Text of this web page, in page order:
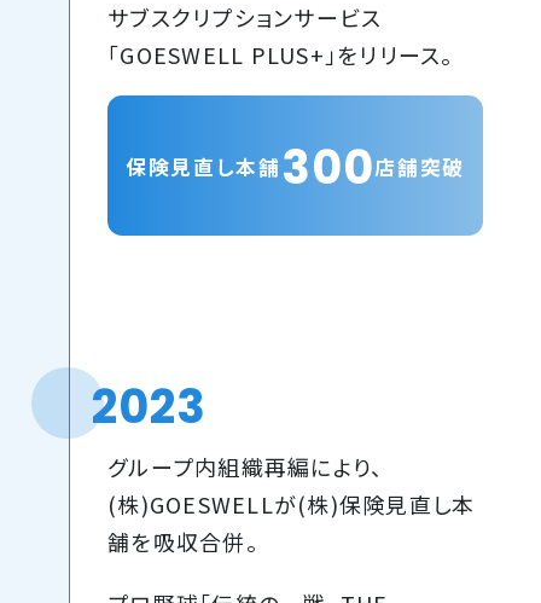
保険見直し本舗 300店舗突破
サブスクリプションサービス
「GOESWELL PLUS+」をリリース。
2023
グループ内組織再編により、
(株)GOESWELLが(株)保険見直し本
舗を吸収合併。